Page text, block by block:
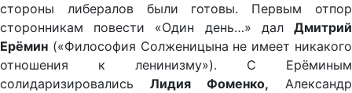
стороны либералов были готовы. Первым отпор
сторонникам повести «Один день…» дал Дмитрий
Ерёмин («Философия Солженицына не имеет никакого
отношения к ленинизму»). С Ерёминым
солидаризировались Лидия Фоменко, Александр